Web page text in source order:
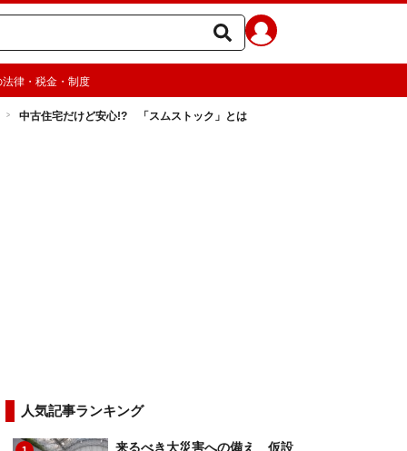
法律・税金・制度
中古住宅だけど安心!? 「スムストック」とは
人気記事ランキング
来るべき大災害への備え 仮設